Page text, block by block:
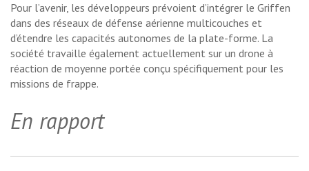
Pour l’avenir, les développeurs prévoient d’intégrer le Griffen
dans des réseaux de défense aérienne multicouches et
d’étendre les capacités autonomes de la plate-forme. La
société travaille également actuellement sur un drone à
réaction de moyenne portée conçu spécifiquement pour les
missions de frappe.
En rapport